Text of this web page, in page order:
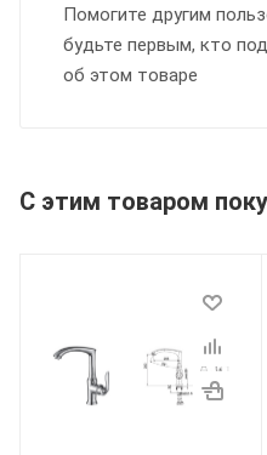
Помогите другим
будьте первым, кто
об этом товаре
С этим товаром